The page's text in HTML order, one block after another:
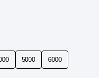
5000 6000